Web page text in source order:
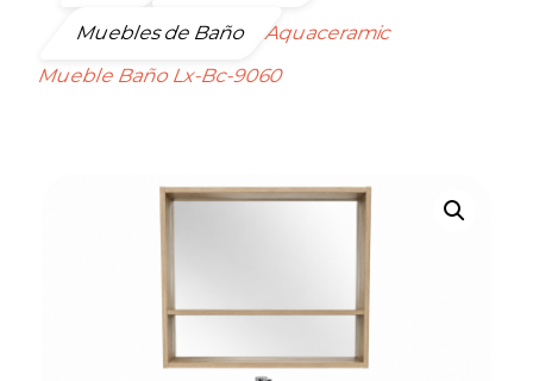
Muebles de Baño
Aquaceramic
Mueble Baño Lx-Bc-9060